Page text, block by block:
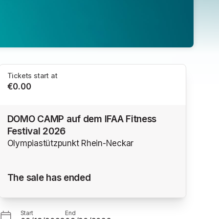
Tickets start at
€0.00
DOMO CAMP auf dem IFAA Fitness
Festival 2026
Olympiastützpunkt Rhein-Neckar
The sale has ended
Start End